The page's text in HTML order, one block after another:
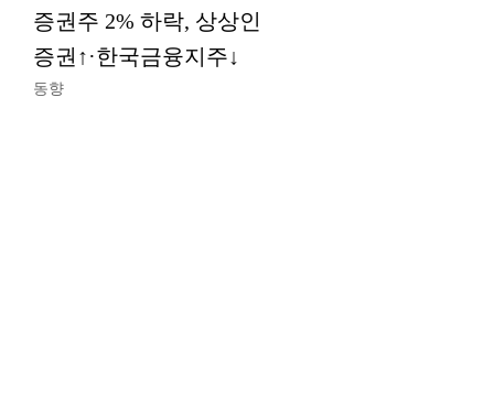
증권주 2% 하락, 상상인
증권↑·한국금융지주↓
동향